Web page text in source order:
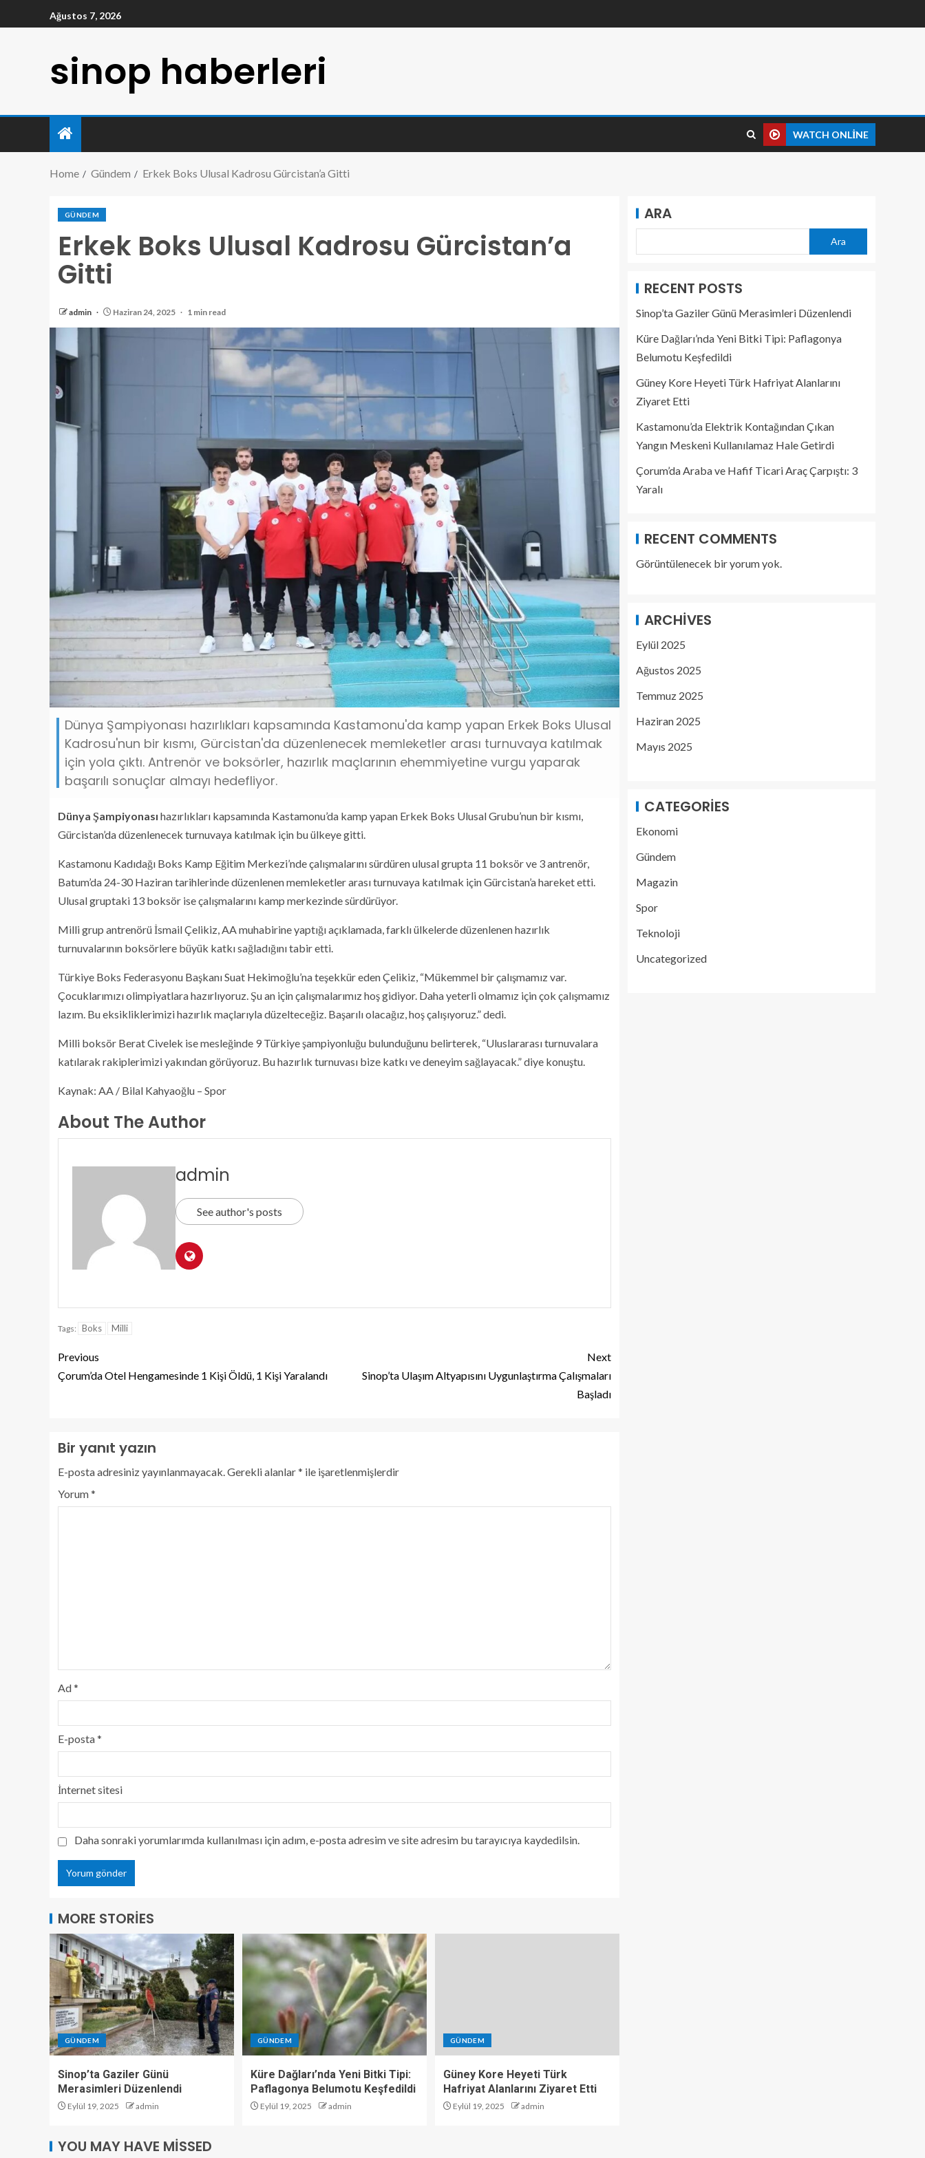
Ağustos 7, 2026
sinop haberleri
WATCH ONLINE
Home Gündem Erkek Boks Ulusal Kadrosu Gürcistan’a Gitti
GÜNDEM
Erkek Boks Ulusal Kadrosu Gürcistan’a
Gitti
admin Haziran 24, 2025 1 min read
Dünya Şampiyonası hazırlıkları kapsamında Kastamonu'da kamp yapan Erkek Boks Ulusal
Kadrosu'nun bir kısmı, Gürcistan'da düzenlenecek memleketler arası turnuvaya katılmak
için yola çıktı. Antrenör ve boksörler, hazırlık maçlarının ehemmiyetine vurgu yaparak
başarılı sonuçlar almayı hedefliyor.
Dünya Şampiyonası hazırlıkları kapsamında Kastamonu’da kamp yapan Erkek Boks Ulusal Grubu’nun bir kısmı,
Gürcistan’da düzenlenecek turnuvaya katılmak için bu ülkeye gitti.
Kastamonu Kadıdağı Boks Kamp Eğitim Merkezi’nde çalışmalarını sürdüren ulusal grupta 11 boksör ve 3 antrenör,
Batum’da 24-30 Haziran tarihlerinde düzenlenen memleketler arası turnuvaya katılmak için Gürcistan’a hareket etti.
Ulusal gruptaki 13 boksör ise çalışmalarını kamp merkezinde sürdürüyor.
Milli grup antrenörü İsmail Çelikiz, AA muhabirine yaptığı açıklamada, farklı ülkelerde düzenlenen hazırlık
turnuvalarının boksörlere büyük katkı sağladığını tabir etti.
Türkiye Boks Federasyonu Başkanı Suat Hekimoğlu’na teşekkür eden Çelikiz, “Mükemmel bir çalışmamız var.
Çocuklarımızı olimpiyatlara hazırlıyoruz. Şu an için çalışmalarımız hoş gidiyor. Daha yeterli olmamız için çok çalışmamız
lazım. Bu eksikliklerimizi hazırlık maçlarıyla düzelteceğiz. Başarılı olacağız, hoş çalışıyoruz.” dedi.
Milli boksör Berat Civelek ise mesleğinde 9 Türkiye şampiyonluğu bulunduğunu belirterek, “Uluslararası turnuvalara
katılarak rakiplerimizi yakından görüyoruz. Bu hazırlık turnuvası bize katkı ve deneyim sağlayacak.” diye konuştu.
Kaynak: AA / Bilal Kahyaoğlu – Spor
About The Author
admin
See author's posts
Tags: Boks Milli
Previous
Çorum’da Otel Hengamesinde 1 Kişi Öldü, 1 Kişi Yaralandı
Next
Sinop’ta Ulaşım Altyapısını Uygunlaştırma Çalışmaları
Başladı
Bir yanıt yazın
E-posta adresiniz yayınlanmayacak.Gerekli alanlar* ile işaretlenmişlerdir
Yorum*
Ad*
E-posta*
İnternet sitesi
Daha sonraki yorumlarımda kullanılması için adım, e-posta adresim ve site adresim bu tarayıcıya kaydedilsin.
MORE STORIES
GÜNDEM
Sinop’ta Gaziler Günü
Merasimleri Düzenlendi
Eylül 19, 2025 admin
GÜNDEM
Küre Dağları’nda Yeni Bitki Tipi:
Paflagonya Belumotu Keşfedildi
Eylül 19, 2025 admin
GÜNDEM
Güney Kore Heyeti Türk
Hafriyat Alanlarını Ziyaret Etti
Eylül 19, 2025 admin
ARA
Ara
RECENT POSTS
Sinop’ta Gaziler Günü Merasimleri Düzenlendi
Küre Dağları’nda Yeni Bitki Tipi: Paflagonya
Belumotu Keşfedildi
Güney Kore Heyeti Türk Hafriyat Alanlarını
Ziyaret Etti
Kastamonu’da Elektrik Kontağından Çıkan
Yangın Meskeni Kullanılamaz Hale Getirdi
Çorum’da Araba ve Hafif Ticari Araç Çarpıştı: 3
Yaralı
RECENT COMMENTS
Görüntülenecek bir yorum yok.
ARCHIVES
Eylül 2025
Ağustos 2025
Temmuz 2025
Haziran 2025
Mayıs 2025
CATEGORIES
Ekonomi
Gündem
Magazin
Spor
Teknoloji
Uncategorized
YOU MAY HAVE MISSED